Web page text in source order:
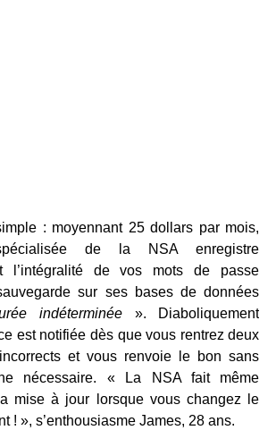
: moyennant 25 dollars par mois,
de la NSA enregistre
l’intégralité de vos mots de passe
sur ses bases de données
indéterminée ». Diaboliquement
est notifiée dès que vous rentrez deux
et vous renvoie le bon sans
nécessaire. « La NSA fait même
mise à jour lorsque vous changez le
! », s’enthousiasme James, 28 ans.